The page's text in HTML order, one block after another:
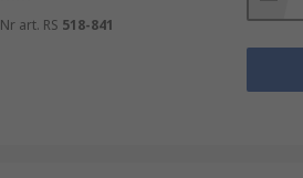
Nr art. RS 518-841